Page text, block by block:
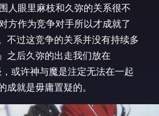
人眼里麻枝和久弥的关系很不
方作为竞争对手所以才成就了
不过这竞争的关系并没有持续多
之后久弥的出走我们放在
，或许神与魔是注定无法在一起
成就是毋庸置疑的。